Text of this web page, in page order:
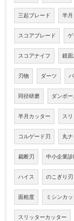
三起ブレード 半月
スコアブレード ゲ
スコアナイフ 鏡面
刃物 ダーツ
同径研磨 ダンボー
半月カッター ス
コルゲード刃 丸ナ
裁断刃 中小企業
ハイス のこぎり刃
面粗度 ミシンカッ
スリッターカッター